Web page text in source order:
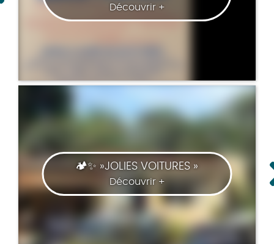
Découvrir +
🏕️✨ »JOLIES VOITURES »
Découvrir +